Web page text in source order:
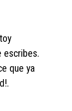
escribes.
que ya